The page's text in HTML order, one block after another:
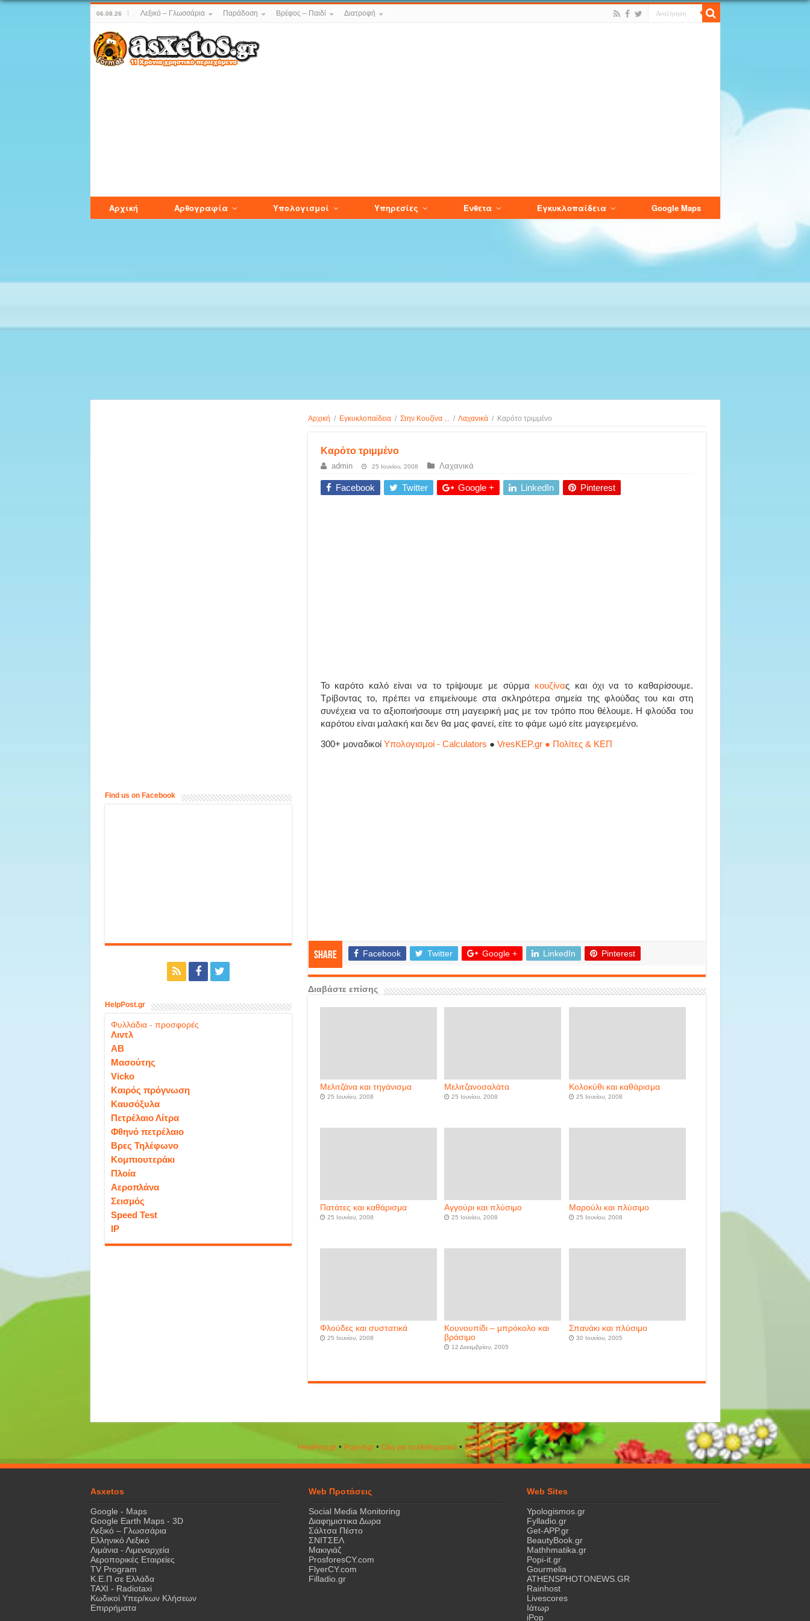
06.08.26 Λεξικό – Γλωσσάρια Παράδοση Βρέφος – Παιδί Διατροφή
Αρχική Αρθογραφία Υπολογισμοί Υπηρεσίες Ενθετα Εγκυκλοπαίδεια Google Maps
Αρχική / Εγκυκλοπαίδεια / Στην Κουζίνα ... / Λαχανικά / Καρότο τριμμένο
Καρότο τριμμένο
admin 25 Ιουνίου, 2008 Λαχανικά
Facebook Twitter Google + LinkedIn Pinterest
Το καρότο καλό είναι να το τρίψουμε με σύρμα κουζίνας και όχι να το καθαρίσουμε.
Τρίβοντας το, πρέπει να επιμείνουμε στα σκληρότερα σημεία της φλούδας του και στη
συνέχεια να το αξιοποιήσουμε στη μαγειρική μας με τον τρόπο που θέλουμε. Η φλούδα του
καρότου είναι μαλακή και δεν θα μας φανεί, είτε το φάμε ωμό είτε μαγειρεμένο.
300+ μοναδικοί Υπολογισμοί - Calculators ● VresKEP.gr ● Πολίτες & ΚΕΠ
Share Facebook Twitter Google + LinkedIn Pinterest
Διαβάστε επίσης
Μελιτζάνα και τηγάνισμα
25 Ιουνίου, 2008
Μελιτζανοσαλάτα
25 Ιουνίου, 2008
Κολοκύθι και καθάρισμα
25 Ιουνίου, 2008
Πατάτες και καθάρισμα
25 Ιουνίου, 2008
Αγγούρι και πλύσιμο
25 Ιουνίου, 2008
Μαρούλι και πλύσιμο
25 Ιουνίου, 2008
Φλούδες και συστατικά
25 Ιουνίου, 2008
Κουνουπίδι – μπρόκολο και
βράσιμο
12 Δεκεμβρίου, 2005
Σπανάκι και πλύσιμο
30 Ιουνίου, 2005
Find us on Facebook
HelpPost.gr
Φυλλάδια - προσφορές
Λιντλ
ΑΒ
Μασούτης
Vicko
Καιρός πρόγνωση
Καυσόξυλα
Πετρέλαιο Λίτρα
Φθηνό πετρέλαιο
Βρες Τηλέφωνο
Κομπιουτεράκι
Πλοία
Αεροπλάνα
Σεισμός
Speed Test
IP
HelpPost.gr• Popi-it.gr•Όλα για τα Μαθηματικά• ΒeautyΒook.gr
Asxetos
Google - Maps
Google Earth Maps - 3D
Λεξικό – Γλωσσάρια
Ελληνικό Λεξικό
Λιμάνια - Λιμεναρχεία
Αεροπορικές Εταιρείες
TV Program
Κ.Ε.Π σε Ελλάδα
ΤΑΧΙ - Radiotaxi
Κωδικοί Υπερ/κων Κλήσεων
Επιρρήματα
Web Προτάσεις
Social Media Monitoring
Διαφημιστικα Δωρα
Σάλτσα Πέστο
ΣΝΙΤΣΕΛ
Μακιγιάζ
ProsforesCY.com
FlyerCY.com
Filladio.gr
Web Sites
Ypologismos.gr
Fylladio.gr
Get-APP.gr
BeautyBook.gr
Mathhmatika.gr
Popi-it.gr
Gourmelia
ATHENSPHOTONEWS.GR
Rainhost
Livescores
Ιάτωρ
iPop